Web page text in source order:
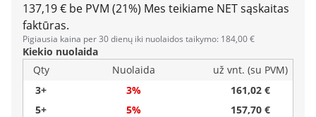
137,19 € be PVM (21%) Mes teikiame NET sąskaitas
faktūras.
Pigiausia kaina per 30 dienų iki nuolaidos taikymo: 184,00 €
Kiekio nuolaida
Qty
Nuolaida
už vnt. (su PVM)
3+
3%
161,02 €
5+
5%
157,70 €